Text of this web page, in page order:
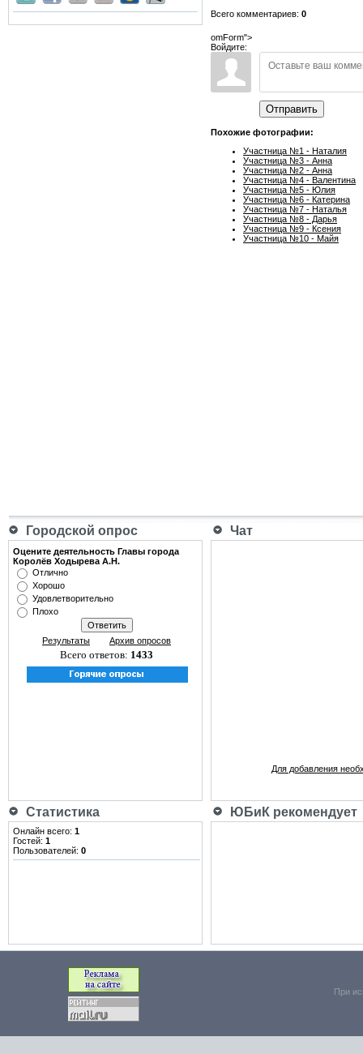
Всего комментариев: 0
omForm">
Войдите:
Отправить
Похожие фотографии:
Участница №1 - Наталия
Участница №3 - Анна
Участница №2 - Анна
Участница №4 - Валентина
Участница №5 - Юлия
Участница №6 - Катерина
Участница №7 - Наталья
Участница №8 - Дарья
Участница №9 - Ксения
Участница №10 - Майя
Городской опрос Чат
Оцените деятельность Главы города
Королёв Ходырева А.Н.
Отлично
Хорошо
Удовлетворительно
Плохо
Результаты Архив опросов
Всего ответов: 1433
Для добавления
Статистика ЮБиК рекомендует
Онлайн всего: 1
Гостей: 1
Пользователей: 0
При